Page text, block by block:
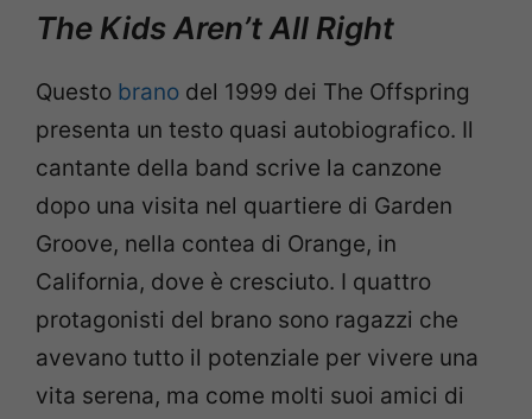
The Kids Aren’t All Right
Questo brano del 1999 dei The Offspring
presenta un testo quasi autobiografico. Il
cantante della band scrive la canzone
dopo una visita nel quartiere di Garden
Groove, nella contea di Orange, in
California, dove è cresciuto. I quattro
protagonisti del brano sono ragazzi che
avevano tutto il potenziale per vivere una
vita serena, ma come molti suoi amici di